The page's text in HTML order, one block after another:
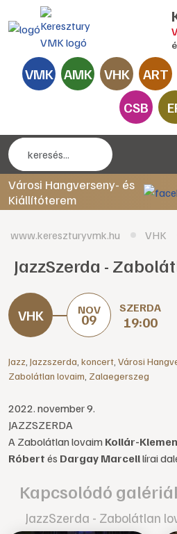
VMK AMK VHK ART
CSB
Városi Hangverseny- és
Kiállítóterem
www.kereszturyvmk.hu VHK
JazzSzerda -
NOV
09
SZERDA
19:00
Jazz Jazzszerda koncert Városi
Zabolátlan lovaim Zalaegerszeg
2022. november 9.
JAZZSZERDA
A Zabolátlan lovaim Kollár-
Róbert és Dargay Marcelllírai
Kapcsolódó
JazzSzerda - Zabolátlan